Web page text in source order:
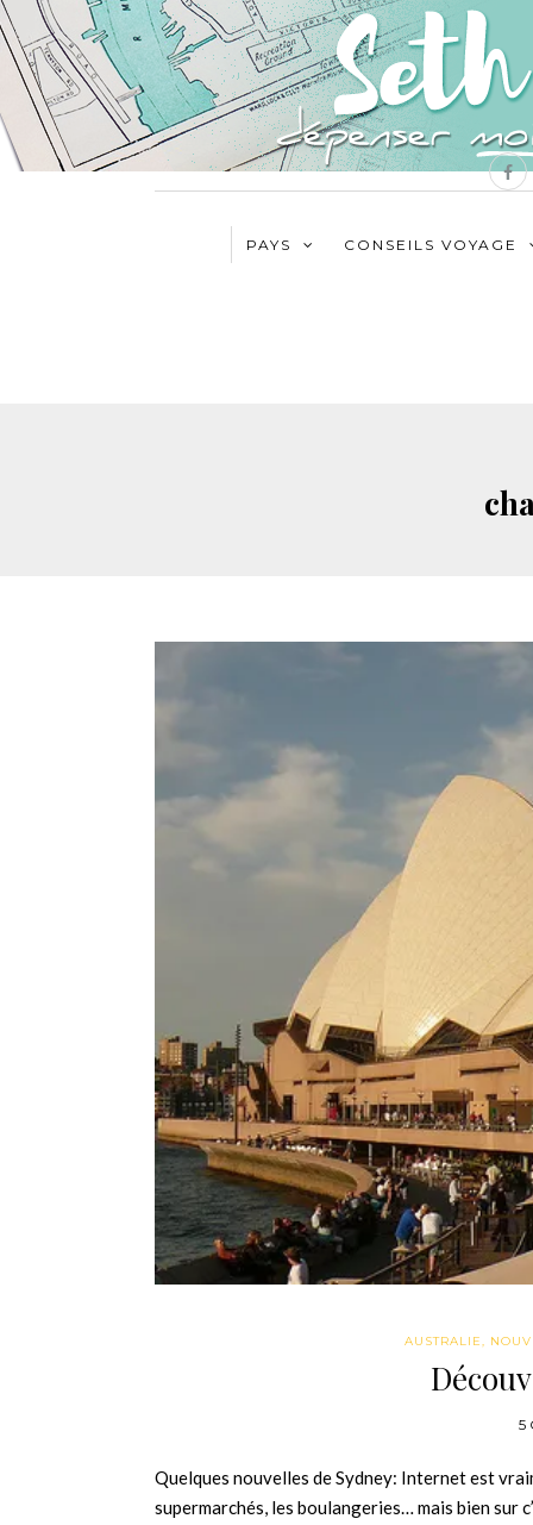
PAYS CONSEILS VOYAGE
AUSTRALIE,
5
Quelques nouvelles de Sydney: Internet est
supermarchés, les boulangeries… mais bien sur